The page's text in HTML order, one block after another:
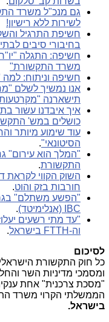
גם מנכ"ל משרד
לשירות ללא רישיון!
חשיפת התרגיל
בחיבורי סיבים
חשיפה: התגלה
משרד התקשורת"
חשיפה וניתוח: למה "תיק 5000" גדול פי כמה
אנו נמשיך לשלם
תישארנה
איך איבדנו עשור
כושלים במש'
עוד שימוע מיותר
הסיטונאי".
"המלך הוא עירום"
התקשורת.
השוק הקווי לקראת
חורבות בזק והוט.
"הפשע משתלם"
IBC (אנלימיטד)
.
וה-FTTH בישראל
.
לסיכום
כל חוק התקשורת
ומסמכי מדיניות השר
"מסכת צרכנית" אחת
הממשלתי הקרוי משרד
בישראל.